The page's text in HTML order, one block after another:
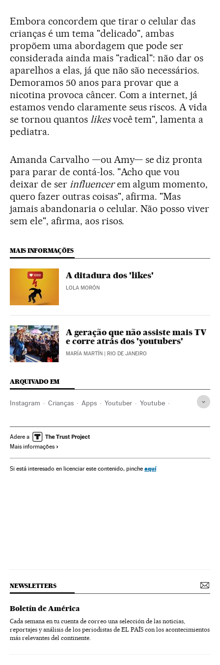
Embora concordem que tirar o celular das
crianças é um tema "delicado", ambas
propõem uma abordagem que pode ser
considerada ainda mais "radical": não dar os
aparelhos a elas, já que não são necessários.
Demoramos 50 anos para provar que a
nicotina provoca câncer. Com a internet, já
estamos vendo claramente seus riscos. A vida
se tornou quantos likesvocê tem", lamenta a
pediatra.
Amanda Carvalho —ou Amy— se diz pronta
para parar de contá-los. "Acho que vou
deixar de ser influencerem algum momento,
quero fazer outras coisas", afirma. "Mas
jamais abandonaria o celular. Não posso viver
sem ele", afirma, aos risos.
MAIS INFORMAÇÕES
A ditadura dos 'likes'
LOLA MORÓN
A geração que não assiste mais TV
e corre atrás dos 'youtubers'
MARÍA MARTÍN | RIO DE JANEIRO
ARQUIVADO EM
Instagram Crianças Apps Youtuber Youtube
Brasil Infância Celular
Telecomunicações
Adere a
Mais informações
Si está interesado en licenciar este contenido, pinche aquí
NEWSLETTERS
Boletín de América
Cada semana en tu cuenta de correo una selección de las noticias,
reportajes y análisis de los periodistas de EL PAÍS con los acontecimientos
más relevantes del continente.